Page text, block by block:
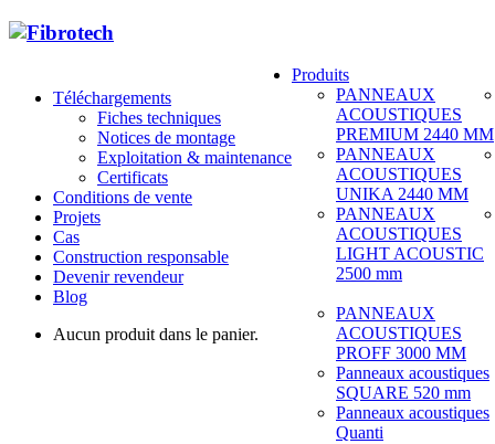
Téléchargements
Fiches techniques
Notices de montage
Exploitation & maintenance
Certificats
Conditions de vente
Projets
Cas
Construction responsable
Devenir revendeur
Blog
Aucun produit dans le panier.
Produits
PANNEAUX
ACOUSTIQUES
PREMIUM 2440 MM
PANNEAUX
ACOUSTIQUES
UNIKA 2440 MM
PANNEAUX
ACOUSTIQUES
LIGHT ACOUSTIC
2500 mm
PANNEAUX
ACOUSTIQUES
PROFF 3000 MM
Panneaux acoustiques
SQUARE 520 mm
Panneaux acoustiques
Quanti